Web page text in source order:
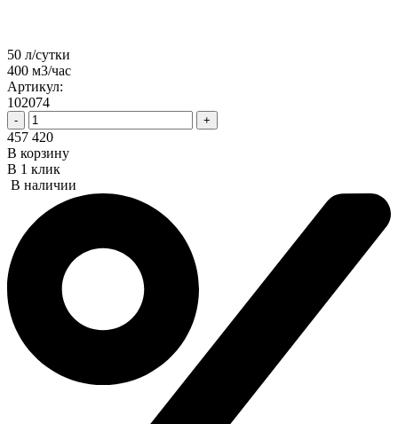
50 л/сутки
400 м3/час
Артикул:
102074
- +
457 420
В корзину
В 1 клик
В наличии